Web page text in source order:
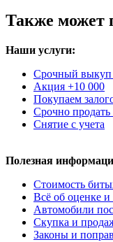
Также может
Наши услуги:
Срочный выкуп
Акция +10 000
Покупаем
Срочно
Снятие с учета
Полезная
Стоимость
Всё об оценке и
Автомобили
Скупка и
Законы и